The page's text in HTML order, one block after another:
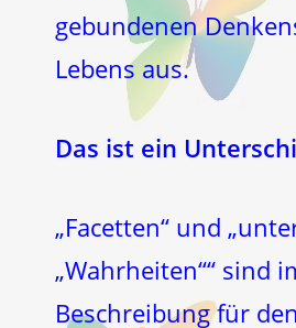
gebundenen
Lebens aus.
Das ist ein
„Facetten“ und
„Wahrheiten““ sind
Beschreibung für